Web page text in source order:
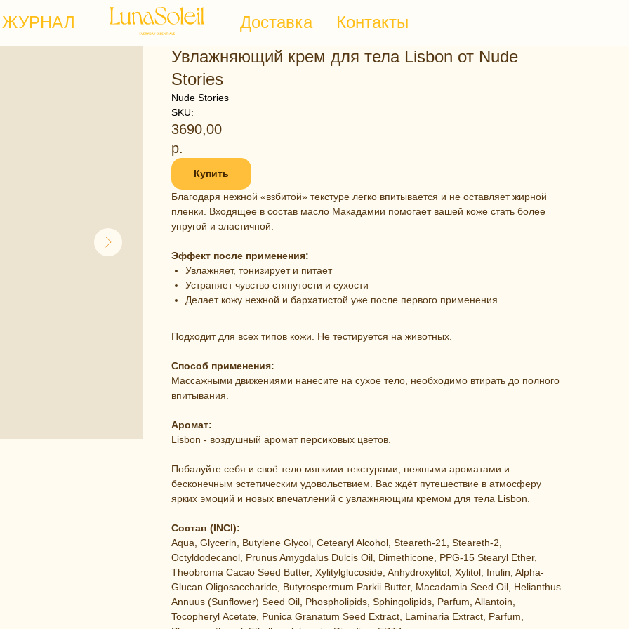
ЖУРНАЛ Доставка
Контакты
Увлажняющий крем для тела Lisbon от Nude
Stories
Nude Stories
SKU:
3690,00
р.
Купить
Благодаря нежной «взбитой» текстуре легко впитывается и не оставляет жирной
пленки. Входящее в состав масло Макадамии помогает вашей коже стать более
упругой и эластичной.
Эффект после применения:
Увлажняет, тонизирует и питает
Устраняет чувство стянутости и сухости
Делает кожу нежной и бархатистой уже после первого применения.
Подходит для всех типов кожи. Не тестируется на животных.
Способ применения:
Массажными движениями нанесите на сухое тело, необходимо втирать до полного
впитывания.
Аромат:
Lisbon - воздушный аромат персиковых цветов.
Побалуйте себя и своё тело мягкими текстурами, нежными ароматами и
бесконечным эстетическим удовольствием. Вас ждёт путешествие в атмосферу
ярких эмоций и новых впечатлений с увлажняющим кремом для тела Lisbon.
Состав (INCI):
Aqua, Glycerin, Butylene Glycol, Cetearyl Alcohol, Steareth-21, Steareth-2,
Octyldodecanol, Prunus Amygdalus Dulcis Oil, Dimethicone, PPG-15 Stearyl Ether,
Theobroma Сacao Seed Butter, Xylitylglucoside, Anhydroxylitol, Xylitol, Inulin, Alpha-
Glucan Oligosaccharide, Butyrospermum Parkii Butter, Macadamia Seed Oil, Helianthus
Annuus (Sunflower) Seed Oil, Phospholipids, Sphingolipids, Parfum, Allantoin,
Tocopheryl Аcetate, Punica Granatum Seed Extract, Laminaria Extract, Parfum,